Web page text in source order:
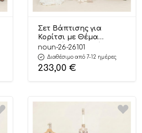
Σετ Βάπτισης για
Κορίτσι με Θέμα
Λουλούδια Εκρού-
Σάπιο Μήλο 26101
noun-26-26101
Διαθέσιμο από 7-12 ημέρες
233,00 €